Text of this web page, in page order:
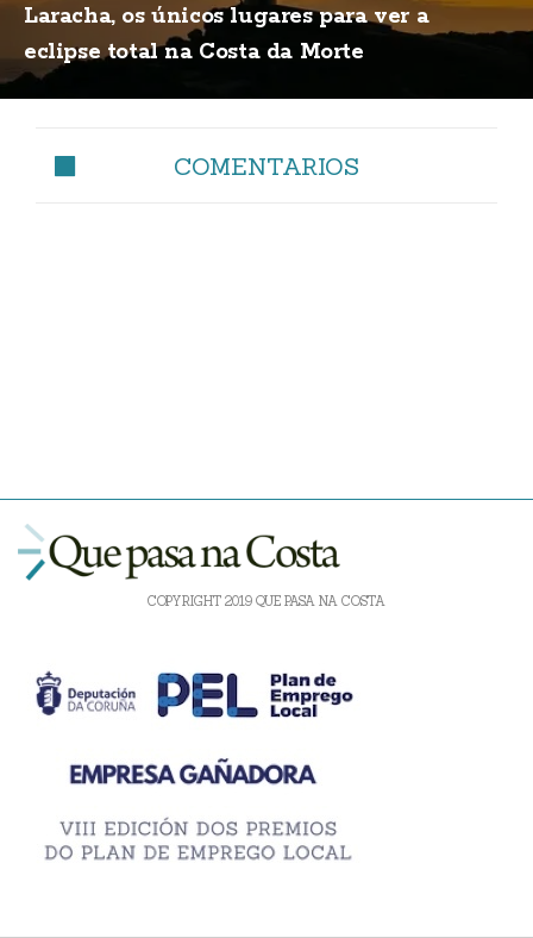
Laracha, os únicos lugares para ver a
eclipse total na Costa da Morte
COMENTARIOS
COPYRIGHT 2019 QUE PASA NA COSTA